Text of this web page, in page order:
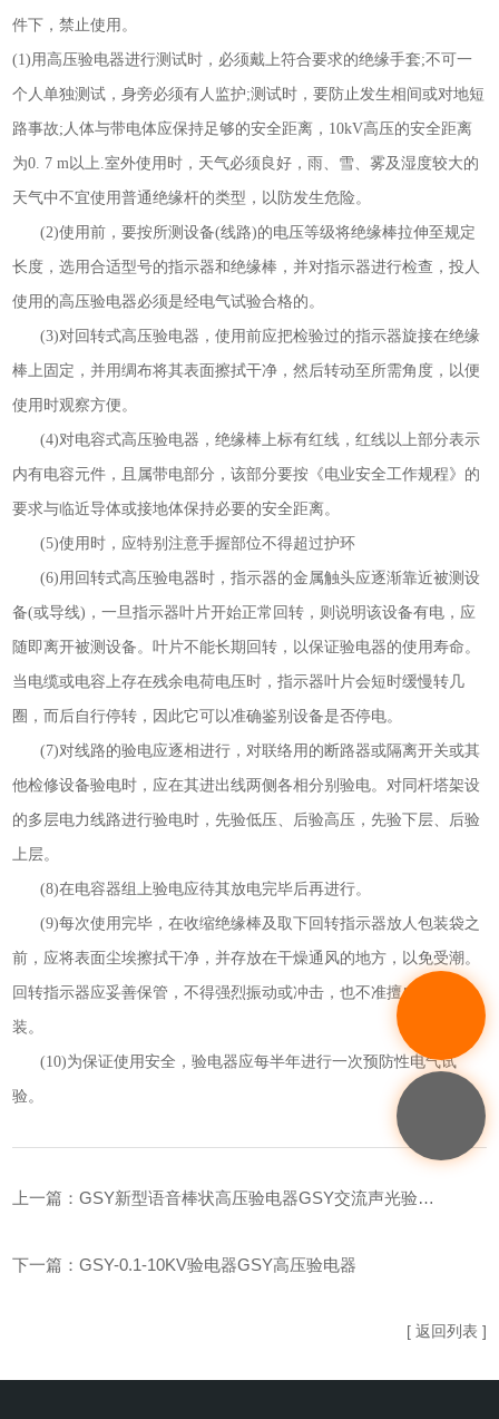
件下，禁止使用。
(1)用高压验电器进行测试时，必须戴上符合要求的绝缘手套;不可一
个人单独测试，身旁必须有人监护;测试时，要防止发生相间或对地短
路事故; 人体与带电体应保持足够的安全距离， 10kV高压的安全距离
为0. 7 m以上.室外使用时，天气必须良好，雨、雪、雾及湿度较大的
天气中不宜使用普通绝缘杆的类型，以防发生危险。
(2)使用前，要按所测设备(线路)的电压等级将绝缘棒拉伸至规定
长度，选用合适型号的指示器和绝缘棒，并对指示器进行检查，投人
使用的高压验电器必须是经电气试验合格的。
(3)对回转式高压验电器，使用前应把检验过的指示器旋接在绝缘
棒上固定，并用绸布将其表面擦拭干净，然后转动至所需角度，以便
使用时观察方便。
(4)对电容式高压验电器，绝缘棒上标有红线，红线以上部分表示
内有电容元件，且属带电部分，该部分要按《电业安全工作规程》的
要求与临近导体或接地体保持必要的安全距离。
(5)使用时，应特别注意手握部位不得超过护环
(6)用回转式高压验电器时，指示器的金属触头应逐渐靠近被测设
备(或导线) ，一旦指示器叶片开始正常回转，则说明该设备有电，应
随即离开被测设备。叶片不能长期回转，以保证验电器的使用寿命。
当电缆或电容上存在残余电荷电压时，指示器叶片会短时缓慢转几
圈，而后自行停转，因此它可以准确鉴别设备是否停电。
(7)对线路的验电应逐相进行，对联络用的断路器或隔离开关或其
他检修设备验电时，应在其进出线两侧各相分别验电。对同杆塔架设
的多层电力线路进行验电时，先验低压、后验高压，先验下层、后验
上层。
(8)在电容器组上验电应待其放电完毕后再进行。
(9)每次使用完毕，在收缩绝缘棒及取下回转指示器放人包装袋之
前，应将表面尘埃擦拭干净，并存放在干燥通风的地方，以免受潮。
回转指示器应妥善保管，不得强烈振动或冲击，也不准擅自调整拆
装。
(10)为保证使用安全，验电器应每半年进行一次预防性电气试
验。
上一篇：GSY新型语音棒状高压验电器GSY交流声光验电器
下一篇：GSY-0.1-10KV验电器GSY高压验电器
[ 返回列表 ]